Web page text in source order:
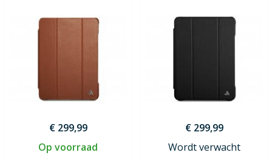
€ 299,99
Op voorraad
€ 299,99
Wordt verwacht